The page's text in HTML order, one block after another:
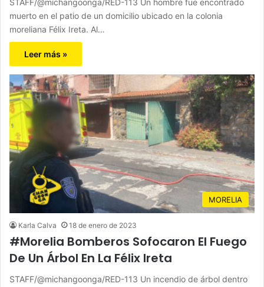
STAFF/@michangoonga/RED-113 Un hombre fue encontrado
muerto en el patio de un domicilio ubicado en la colonia
moreliana Félix Ireta. Al…
Leer más »
MORELIA
Karla Calva 18 de enero de 2023
#Morelia Bomberos Sofocaron El Fuego
De Un Árbol En La Félix Ireta
STAFF/@michangoonga/RED-113 Un incendio de árbol dentro